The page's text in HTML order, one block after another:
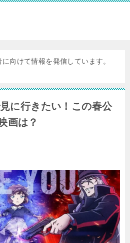
向けて情報を発信しています。
に行きたい！この春公
画は？